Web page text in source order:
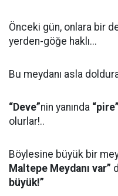
Önceki gün, onlara bir
yerden-göğe haklı...
Bu meydanı asla
“Deve”nin yanında “pire”
olurlar!..
Böylesine büyük bir
Maltepe Meydanı var”
büyük!”